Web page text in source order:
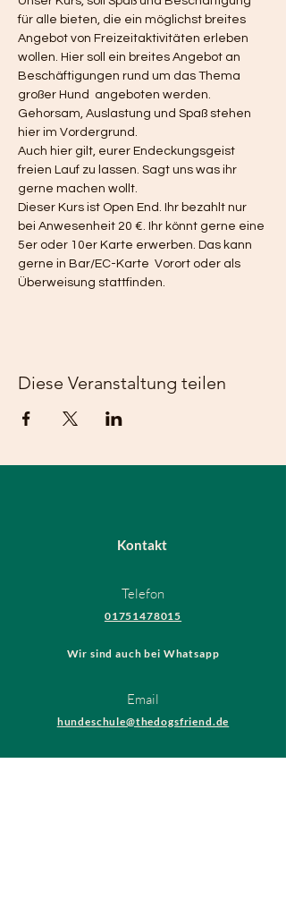
für alle bieten, die ein möglichst breites
Angebot von Freizeitaktivitäten erleben
wollen. Hier soll ein breites Angebot an
Beschäftigungen rund um das Thema
großer Hund  angeboten werden.
Gehorsam, Auslastung und Spaß stehen
hier im Vordergrund.
Auch hier gilt, eurer Endeckungsgeist
freien Lauf zu lassen. Sagt uns was ihr
gerne machen wollt.
Dieser Kurs ist Open End. Ihr bezahlt nur
bei Anwesenheit 20 €. Ihr könnt gerne eine
5er oder 10er Karte erwerben. Das kann
gerne in Bar/EC-Karte  Vorort oder als
Überweisung stattfinden.
Diese Veranstaltung teilen
Kontakt
Telefon
01751478015
Wir sind auch bei Whatsapp
Email
hundeschule@thedogsfriend.de
Rechtliches